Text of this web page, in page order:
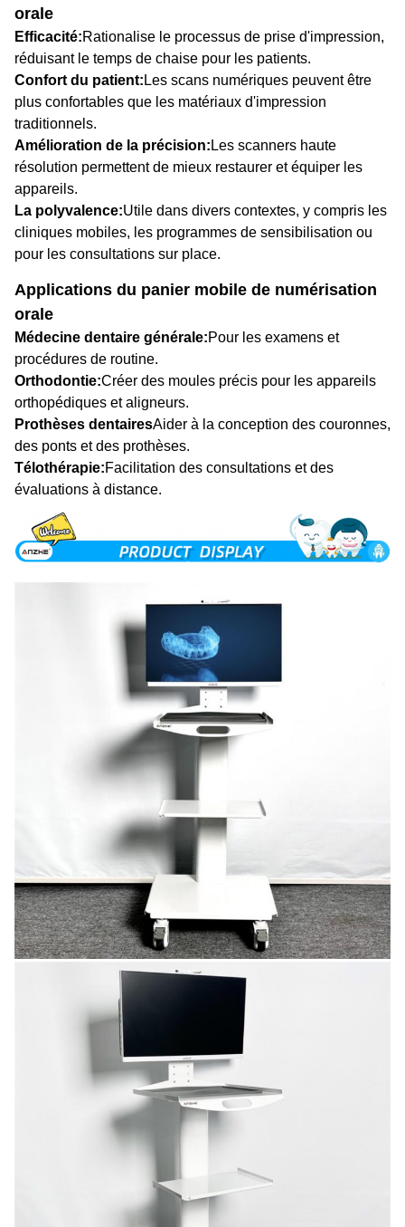
orale
Efficacité:Rationalise le processus de prise d'impression,
réduisant le temps de chaise pour les patients.
Confort du patient: Les scans numériques peuvent être
plus confortables que les matériaux d'impression
traditionnels.
Amélioration de la précision: Les scanners haute
résolution permettent de mieux restaurer et équiper les
appareils.
La polyvalence:Utile dans divers contextes, y compris les
cliniques mobiles, les programmes de sensibilisation ou
pour les consultations sur place.
Applications du panier mobile de numérisation
orale
Médecine dentaire générale:Pour les examens et
procédures de routine.
Orthodontie:Créer des moules précis pour les appareils
orthopédiques et aligneurs.
Prothèses dentairesAider à la conception des couronnes,
des ponts et des prothèses.
Télothérapie:Facilitation des consultations et des
évaluations à distance.